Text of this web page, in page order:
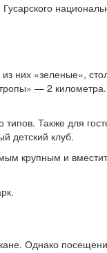
них «зеленые»,
— 2 километра.
Также для
детский клуб.
крупным и
Однако